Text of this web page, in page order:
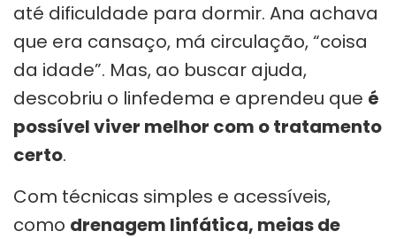
até dificuldade para dormir. Ana achava
que era cansaço, má circulação, “coisa
da idade”. Mas, ao buscar ajuda,
descobriu o linfedema e aprendeu que é
possível viver melhor com o tratamento
certo.
Com técnicas simples e acessíveis,
como drenagem linfática, meias de